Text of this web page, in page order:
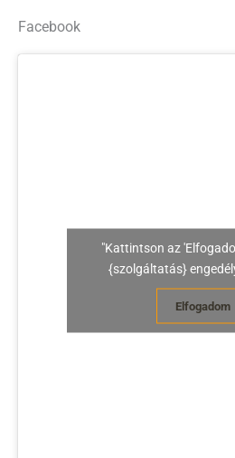
Facebook
"Kattintson az
{szolgáltatás}
Elfogadom